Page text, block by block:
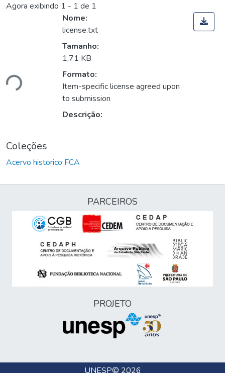
Agora exibindo 1 - 1 de 1
Nome:
license.txt
Tamanho:
1,71 KB
Formato:
Item-specific license agreed upon
to submission
Descrição:
Coleções
Acervo historico FCA
PARCEIROS
PROJETO
UNESP© 2026